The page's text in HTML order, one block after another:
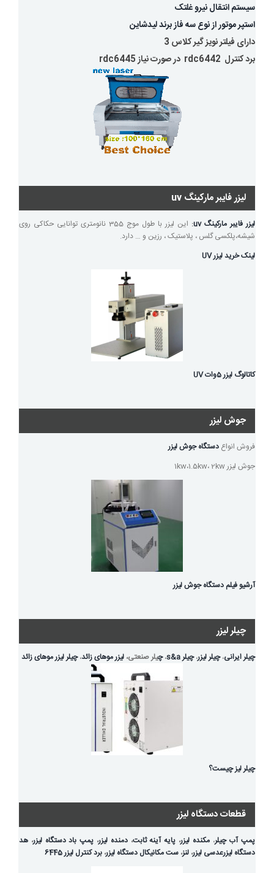
سیستم انتقال نیرو غلتک
استپر موتور از نوع سه فاز برند لیدشاین
دارای فیلتر نویز گیر کلاس 3
برد کنترل rdc6442 در صورت نیاز rdc6445
لیزر فایبر مارکینگ uv
لیزر فایبر مارکینگ uv :
این لیزر با طول موج 355 نانومتری توانایی حکاکی روی
شیشه،پلکسی گلس ، پلاستیک ، رزین و … دارد.
لینک خرید لیزر UV
کاتالوگ لیزر 5وات UV
جوش لیزر
فروش انواع دستگاه جوش لیزر
جوش لیزر 1kw،1.5kw، 2kw
آرشیو فیلم دستگاه جوش لیزر
چیلر لیزر
چیلر ایرانی،چیلر لیزر،چیلر s&a ،چیلر صنعتی، لیزر موهای زائد،چیلر لیزر موهای زائد
چیلر لیز چیست؟
قطعات دستگاه لیزر
پمپ آب چیلر،مکنده لیزر، پایه آینه ثابت،دمنده لیزر، پمپ باد دستگاه لیزر، هد
دستگاه لیزرعدسی لیزر، لنز، ست مکانیکال دستگاه لیزر، برد کنترل لیزر 6445